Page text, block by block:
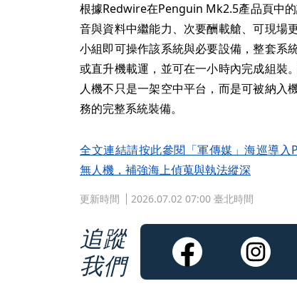
根據Redwire在Penguin Mk2.5產品頁中
音與資料中繼能力、次要酬載艙、可現場
小組即可操作該系統與必要設備，整套系
或直升機載運，並可在一小時內完成組
人機不只是一架空中平台，而是可被納入
務的完整系統裝備。
全文連結請按此參閱「軍傳媒」海巡導
無人機，補強海上偵蒐與執法縱深
更新時間 2026.07.02 07:00 臺北時間
追蹤
我們